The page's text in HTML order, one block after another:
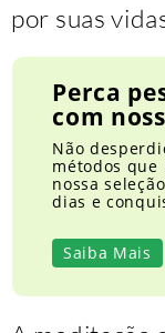
por suas
Perca
com
Não
métodos que
nossa
dias e
Saiba Mais